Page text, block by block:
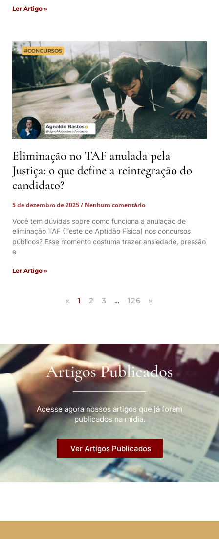
Ler Artigo »
Eliminação no TAF anulada pela
Justiça: o que define a reintegração do
candidato?
5 de dezembro de 2025
Nenhum comentário
Você tem dúvidas sobre como funciona a anulação de
eliminação TAF (Teste de Aptidão Física) nos concursos
públicos? Esse momento costuma trazer ansiedade, pressão
e
Ler Artigo »
« 1 2 3 … 126 »
Artigos Publicados
Acesse agora nossos artigos que já foram
publicados na mídia.
Ver Artigos Publicados